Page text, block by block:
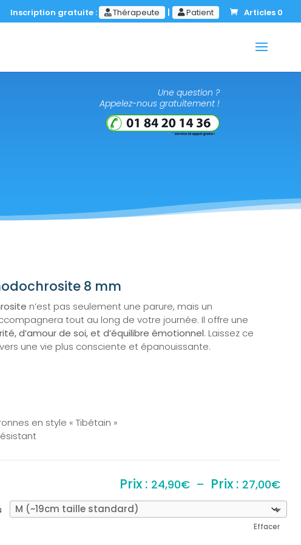
Inscription gratuite : Thérapeute | Patient Articles 0
Une question ?
Appelez-nous gratuitement !
8 mm
n’est pas seulement une parure, mais un
tout au long de votre journée. Il offre une
d’amour de soi, et d’équilibre émotionnel. Laissez ce
une vie plus consciente et épanouissante.
en style « Tibétain »
24,90€ – 27,00€
prix
Effacer